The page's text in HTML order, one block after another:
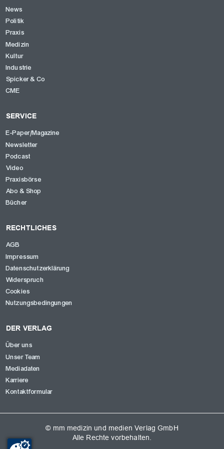
News
Politik
Praxis
Medizin
Kultur
Industrie
Spicker & Co
CME
SERVICE
E-Paper/Magazine
Newsletter
Podcast
Video
Praxisbörse
Abo & Shop
Bücher
RECHTLICHES
AGB
Impressum
Datenschutzerklärung
Widerspruch
Cookies
Nutzungsbedingungen
DER VERLAG
Über uns
Unser Team
Mediadaten
Karriere
Kontaktformular
© mm medizin und medien Verlag GmbH
Alle Rechte vorbehalten.